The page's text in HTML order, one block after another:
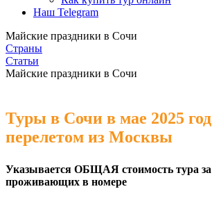
Наш Telegram
Майские праздники в Сочи
Страны
Статьи
Майские праздники в Сочи
Туры в Сочи в мае 2025
перелетом из Москвы
Указывается ОБЩАЯ стоимость тура
проживающих в номере